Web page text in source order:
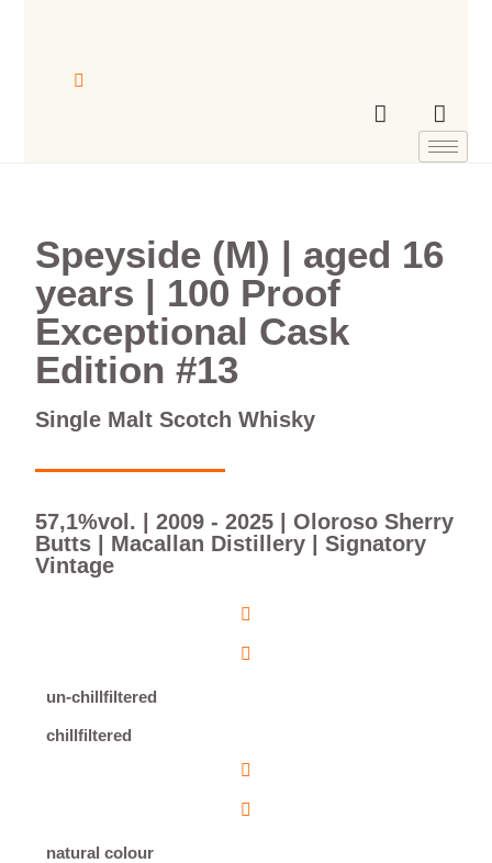
Speyside (M) | aged 16
years | 100 Proof
Exceptional Cask
Edition #13
Single Malt Scotch Whisky
57,1%vol. | 2009 - 2025 | Oloroso Sherry
Butts | Macallan Distillery | Signatory
Vintage
un-chillfiltered
chillfiltered
natural colour